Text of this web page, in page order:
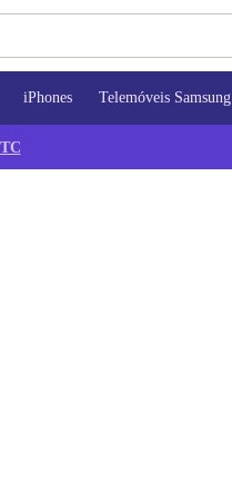
iPhones Telemóveis Samsung
TC